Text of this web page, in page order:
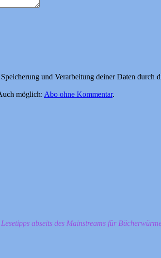
und Verarbeitung deiner Daten durch
möglich: Abo ohne Kommentar.
abseits des Mainstreams für